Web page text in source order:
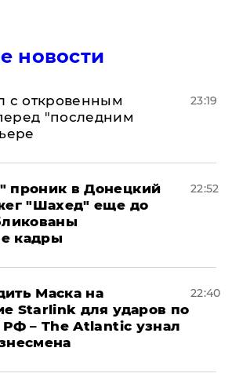
новости
с откровенным
"последним
23:19
проник в Донецкий
"Шахед" еще до
кадры
22:52
Маска на
Starlink для ударов по
РФ – The Atlantic узнал
22:40